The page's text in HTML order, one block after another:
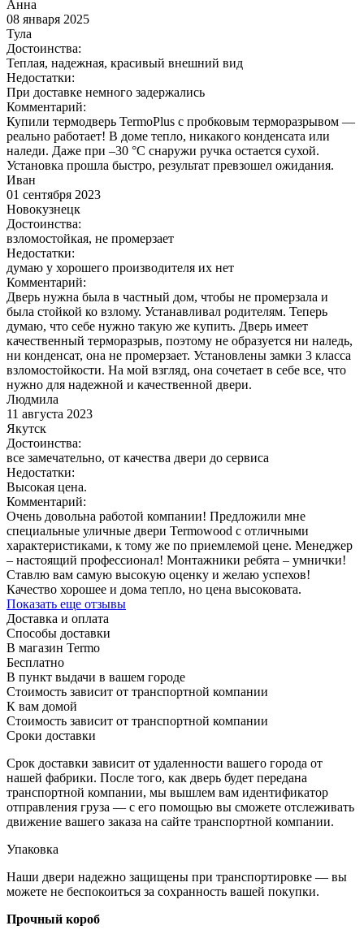
Анна
08 января 2025
Тула
Достоинства:
Теплая, надежная, красивый внешний вид
Недостатки:
При доставке немного задержались
Комментарий:
Купили термодверь TermoPlus с пробковым терморазрывом —
реально работает! В доме тепло, никакого конденсата или
наледи. Даже при –30 °C снаружи ручка остается сухой.
Установка прошла быстро, результат превзошел ожидания.
Иван
01 сентября 2023
Новокузнецк
Достоинства:
взломостойкая, не промерзает
Недостатки:
думаю у хорошего производителя их нет
Комментарий:
Дверь нужна была в частный дом, чтобы не промерзала и
была стойкой ко взлому. Устанавливал родителям. Теперь
думаю, что себе нужно такую же купить. Дверь имеет
качественный терморазрыв, поэтому не образуется ни наледь,
ни конденсат, она не промерзает. Установлены замки 3 класса
взломостойкости. На мой взгляд, она сочетает в себе все, что
нужно для надежной и качественной двери.
Людмила
11 августа 2023
Якутск
Достоинства:
все замечательно, от качества двери до сервиса
Недостатки:
Высокая цена.
Комментарий:
Очень довольна работой компании! Предложили мне
специальные уличные двери Termowood с отличными
характеристиками, к тому же по приемлемой цене. Менеджер
– настоящий профессионал! Монтажники ребята – умнички!
Ставлю вам самую высокую оценку и желаю успехов!
Качество хорошее и дома тепло, но цена высоковата.
Показать еще отзывы
Доставка и оплата
Способы доставки
В магазин Termo
Бесплатно
В пункт выдачи в вашем городе
Стоимость зависит от транспортной компании
К вам домой
Стоимость зависит от транспортной компании
Сроки доставки
Срок доставки зависит от удаленности вашего города от
нашей фабрики. После того, как дверь будет передана
транспортной компании, мы вышлем вам идентификатор
отправления груза — с его помощью вы сможете отслеживать
движение вашего заказа на сайте транспортной компании.
Упаковка
Наши двери надежно защищены при транспортировке — вы
можете не беспокоиться за сохранность вашей покупки.
Прочный короб